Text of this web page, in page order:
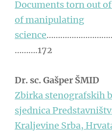
Documents torn out
of manipulating
science
……….172
Dr. sc. Gašper ŠMID
Zbirka stenografskih
sjednica
Kraljevine Srba,